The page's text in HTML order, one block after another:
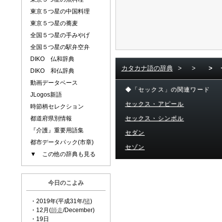
東京５つ星の中国料理
東京５つ星の蕎麦
全国５つ星の手みやげ
全国５つ星の駅弁空弁
DIKO 仏和辞典
DIKO 和仏辞典
動画データベース
JLogos新語
時節柄セレクション
都道府県別情報
『介護』重要用語集
都市データパック(市章)
▼ この他の辞典も見る
今日のこよみ
・2019年(平成31年/猪)
・12月(師走/December)
・19日
カタカナ語の辞典 > > >
◆「セックス」の関連ワード
セックス・アピール
セックス・シンボル
セダン
セゾン